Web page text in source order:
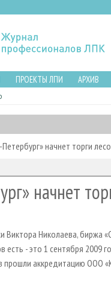
ПРОЕКТЫ ЛПИ АРХИВ
начнет торги
начнет
Николаева, биржа
есть - это 1 сентября 2009
прошли аккредитацию